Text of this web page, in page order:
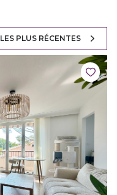
LES PLUS RÉCENTES